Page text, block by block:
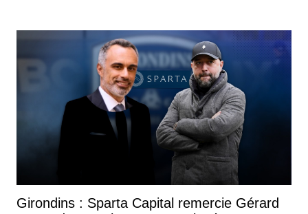
Girondins : Sparta Capital remercie Gérard